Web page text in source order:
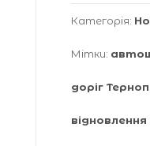
Категорія:
Мітки:
доріг